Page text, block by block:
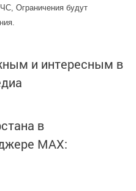
Ограничения будут
и интересным в
в
MАХ: